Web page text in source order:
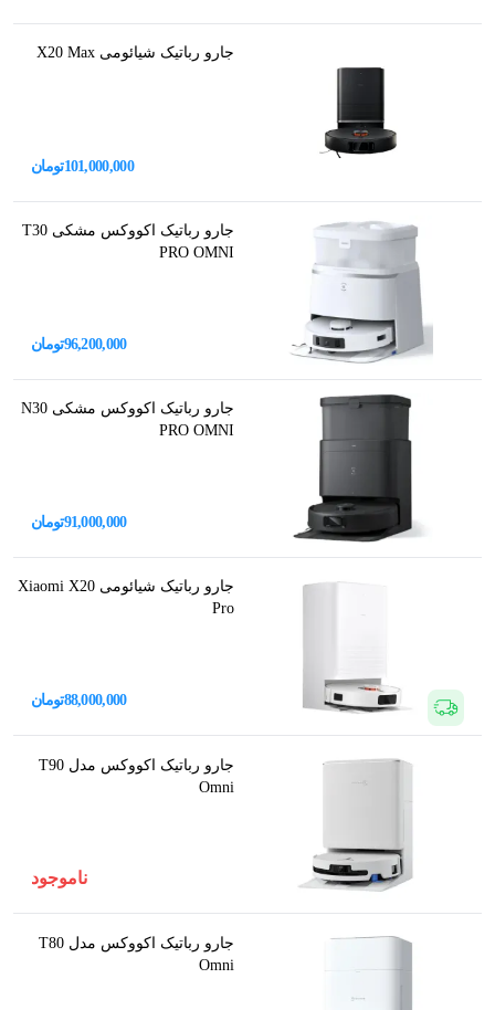
جارو رباتیک شیائومی X20 Max
101,000,000تومان
جارو رباتیک اکووکس مشکی T30
PRO OMNI
96,200,000تومان
جارو رباتیک اکووکس مشکی N30
PRO OMNI
91,000,000تومان
جارو رباتیک شیائومی Xiaomi X20
Pro
88,000,000تومان
جارو رباتیک اکووکس مدل T90
Omni
ناموجود
جارو رباتیک اکووکس مدل T80
Omni